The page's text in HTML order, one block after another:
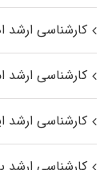
کارشناسی ارشد
کارشناسی ارشد
کارشناسی ارشد